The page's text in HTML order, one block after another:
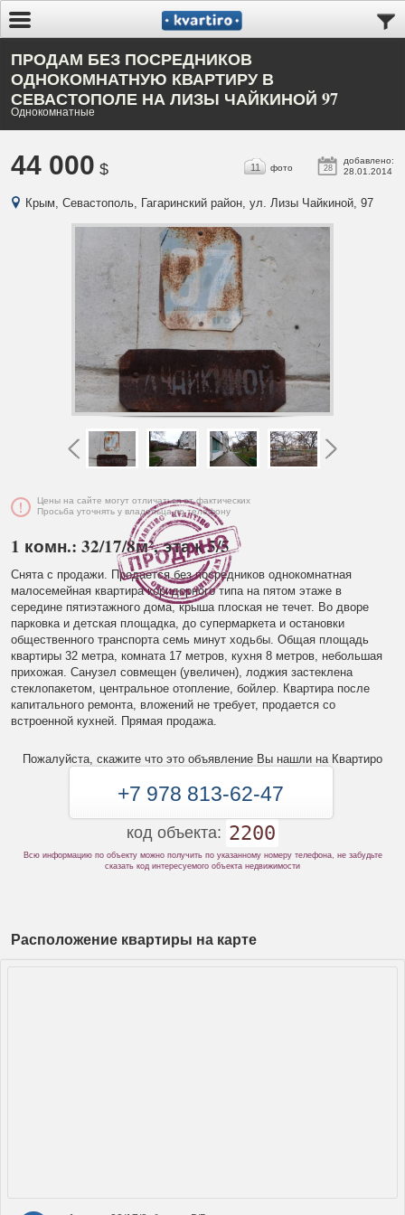
ПРОДАМ БЕЗ ПОСРЕДНИКОВ
ОДНОКОМНАТНУЮ КВАРТИРУ В
СЕВАСТОПОЛЕ НА ЛИЗЫ ЧАЙКИНОЙ 97
Однокомнатные
44 000 $ 28
добавлено:
28.01.2014
11 фото
Крым, Севастополь, Гагаринский район, ул. Лизы Чайкиной, 97
Цены на сайте могут отличаться от фактических
Просьба уточнять у владельца по телефону
1 комн.: 32/17/8м², этаж 5/5
Снята с продажи. Продается без посредников однокомнатная
малосемейная квартира коридорного типа на пятом этаже в
середине пятиэтажного дома, крыша плоская не течет. Во дворе
парковка и детская площадка, до супермаркета и остановки
общественного транспорта семь минут ходьбы. Общая площадь
квартиры 32 метра, комната 17 метров, кухня 8 метров, небольшая
прихожая. Санузел совмещен (увеличен), лоджия застеклена
стеклопакетом, центральное отопление, бойлер. Квартира после
капитального ремонта, вложений не требует, продается со
встроенной кухней. Прямая продажа.
Пожалуйста, скажите что это объявление Вы нашли на Квартиро
+7 978 813-62-47
код объекта: 2200
Всю информацию по объекту можно получить по указанному номеру телефона, не забудьте
сказать код интересуемого объекта недвижимости
Расположение квартиры на карте